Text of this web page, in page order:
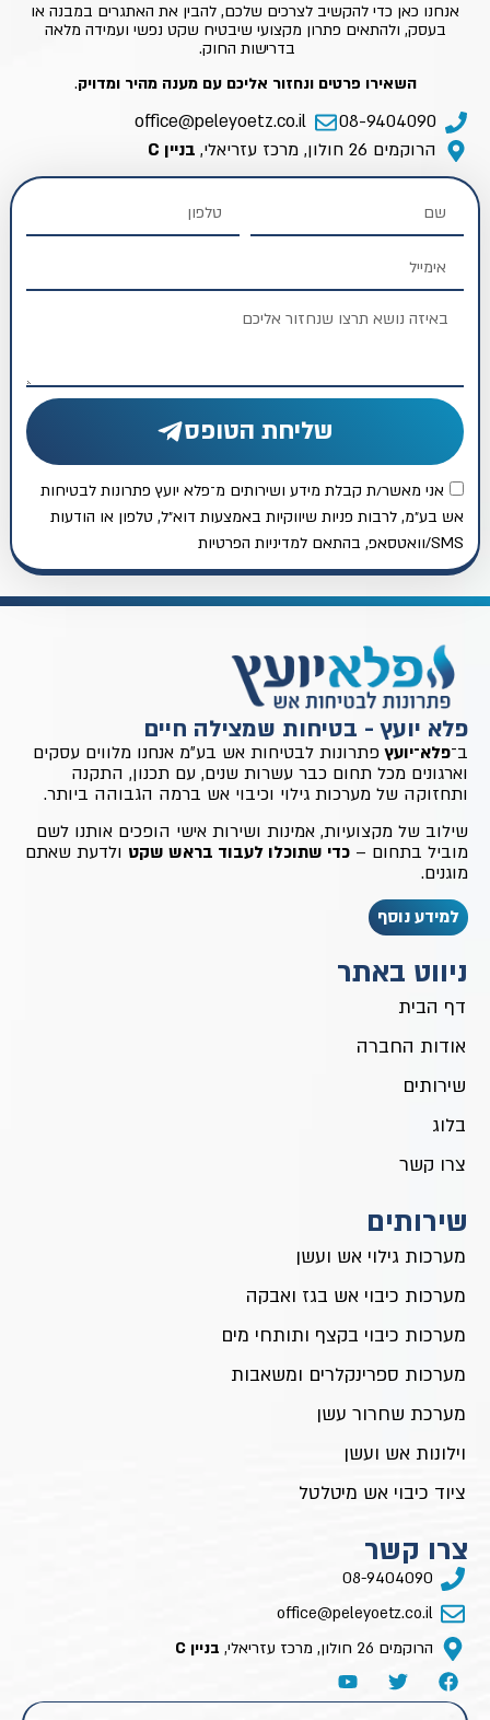
אנחנו כאן כדי להקשיב לצרכים שלכם, להבין את האתגרים במבנה או
בעסק, ולהתאים פתרון מקצועי שיבטיח שקט נפשי ועמידה מלאה
בדרישות החוק.
השאירו פרטים ונחזור אליכם עם מענה מהיר ומדויק.
08-9404090
office@peleyoetz.co.il
הרוקמים 26 חולון, מרכז עזריאלי,
בניין C
אני מאשר/ת קבלת מידע ושירותים מ־פלא יועץ פתרונות לבטיחות
אש בע״מ, לרבות פניות שיווקיות באמצעות דוא״ל, טלפון או הודעות
SMS/וואטסאפ, בהתאם למדיניות הפרטיות
שליחת הטופס
פלא יועץ - בטיחות שמצילה חיים
ב־פלא־יועץפתרונות לבטיחות אש בע״מ אנחנו מלווים עסקים
וארגונים מכל תחום כבר עשרות שנים, עם תכנון, התקנה
ותחזוקה של מערכות גילוי וכיבוי אש ברמה הגבוהה ביותר.
שילוב של מקצועיות, אמינות ושירות אישי הופכים אותנו לשם
מוביל בתחום – כדי שתוכלו לעבוד בראש שקט ולדעת שאתם
מוגנים.
למידע נוסף
ניווט באתר
דף הבית
אודות החברה
שירותים
בלוג
צרו קשר
שירותים
מערכות גילוי אש ועשן
מערכות כיבוי אש בגז ואבקה
מערכות כיבוי בקצף ותותחי מים
מערכות ספרינקלרים ומשאבות
מערכת שחרור עשן
וילונות אש ועשן
ציוד כיבוי אש מיטלטל
צרו קשר
08-9404090
office@peleyoetz.co.il
הרוקמים 26 חולון, מרכז עזריאלי,
בניין C